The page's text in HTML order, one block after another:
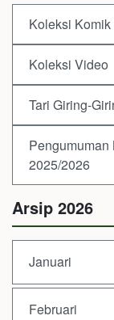
Koleksi Komik
Koleksi Video
Tari Giring-
2025/2026
Arsip 2026
Januari
Februari